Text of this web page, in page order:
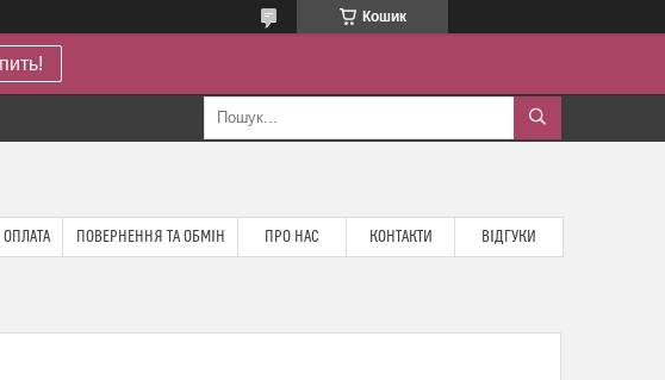
Кошик
ОПЛАТА ПОВЕРНЕННЯ ТА ОБМІН ПРО НАС КОНТАКТИ ВІДГУКИ